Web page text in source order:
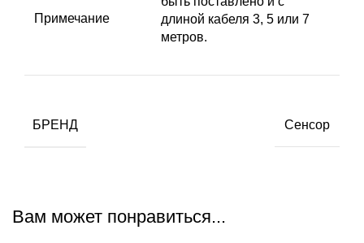
Примечание
длиной кабеля 3, 5 или 7
метров.
БРЕНД Сенсор
Вам может понравиться...